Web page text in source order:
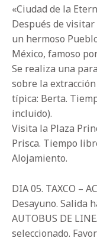
«Ciudad de la
Después de
un hermoso
México, famoso
Se realiza una
sobre la
típica: Berta.
incluido).
Visita la Plaza
Prisca. Tiempo
Alojamiento.
DIA 05. TAXCO –
Desayuno. Salida
AUTOBUS DE
seleccionado.